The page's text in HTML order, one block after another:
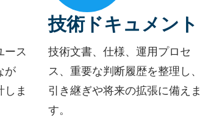
ース
が
しま
技術ドキュメント
技術文書、仕様、運用プロセ
ス、重要な判断履歴を整理し、
引き継ぎや将来の拡張に備えま
す。